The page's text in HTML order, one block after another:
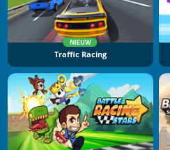
NIEUW
Traffic Racing